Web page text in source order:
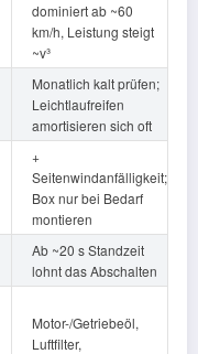
dominiert ab ~60
km/h, Leistung steigt
~v³
Monatlich kalt prüfen;
Leichtlaufreifen
amortisieren sich oft
+
Seitenwindanfälligkeit;
Box nur bei Bedarf
montieren
Ab ~20 s Standzeit
lohnt das Abschalten
Motor-/Getriebeöl,
Luftfilter,